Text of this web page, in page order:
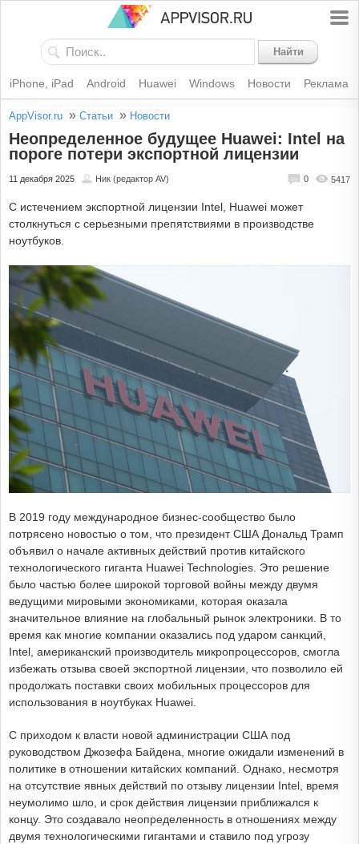
Найти
iPhone, iPad Android Huawei Windows Новости Реклама
AppVisor.ru » Статьи » Новости
Неопределенное будущее Huawei: Intel на
пороге потери экспортной лицензии
11 декабря 2025 Ник (редактор AV) 5417
0
С истечением экспортной лицензии Intel, Huawei может
столкнуться с серьезными препятствиями в производстве
ноутбуков.
В 2019 году международное бизнес-сообщество было
потрясено новостью о том, что президент США Дональд Трамп
объявил о начале активных действий против китайского
технологического гиганта Huawei Technologies. Это решение
было частью более широкой торговой войны между двумя
ведущими мировыми экономиками, которая оказала
значительное влияние на глобальный рынок электроники. В то
время как многие компании оказались под ударом санкций,
Intel, американский производитель микропроцессоров, смогла
избежать отзыва своей экспортной лицензии, что позволило ей
продолжать поставки своих мобильных процессоров для
использования в ноутбуках Huawei.
С приходом к власти новой администрации США под
руководством Джозефа Байдена, многие ожидали изменений в
политике в отношении китайских компаний. Однако, несмотря
на отсутствие явных действий по отзыву лицензии Intel, время
неумолимо шло, и срок действия лицензии приближался к
концу. Это создавало неопределенность в отношениях между
двумя технологическими гигантами и ставило под угрозу